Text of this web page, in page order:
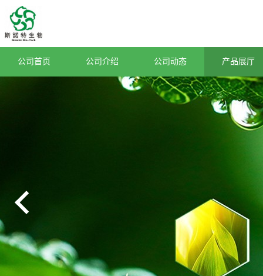
公司首页 公司介绍 公司动态 产品展厅